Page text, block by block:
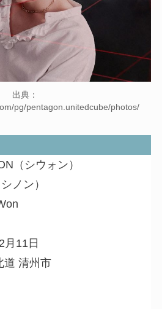
出典：
pg/pentagon.unitedcube/photos/
（シウォン）
ノン）
月11日
道 清州市